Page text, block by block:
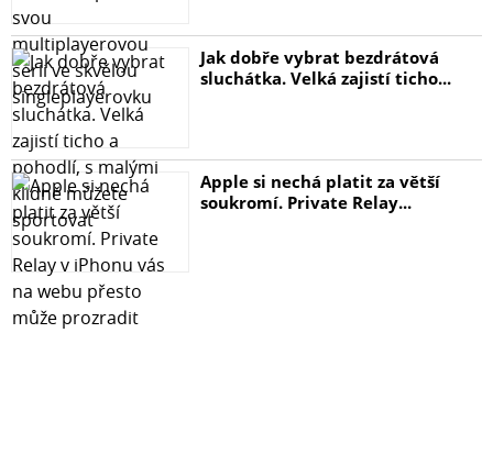
Jak dobře vybrat bezdrátová
sluchátka. Velká zajistí ticho...
Apple si nechá platit za větší
soukromí. Private Relay...